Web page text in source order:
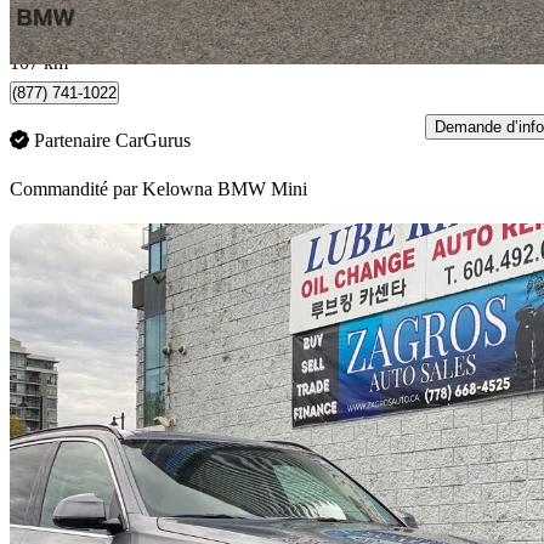
1 828 $/mois env.
Kelowna, BC
107 km
(877) 741-1022
Partenaire CarGurus
Demande d’info
Commandité parKelowna BMW Mini